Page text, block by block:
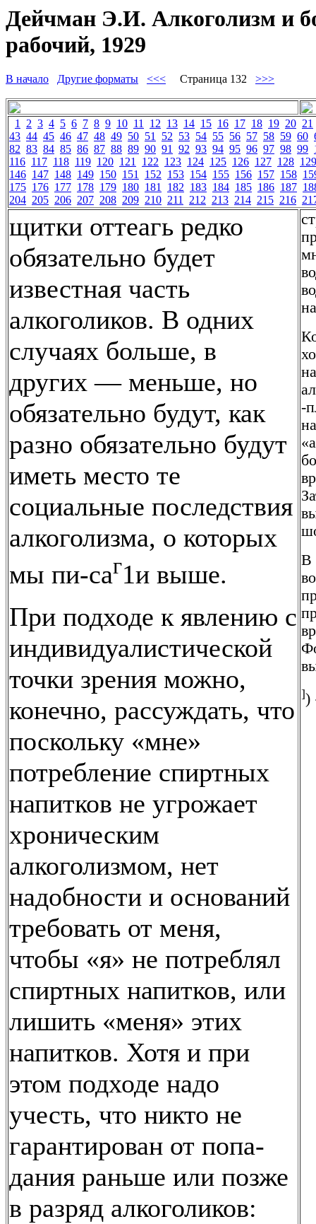
Дейчман Э.И. Алкоголизм и
рабочий, 1929
В начало Другие форматы <<< Страница 132 >>>
1 2 3 4 5 6 7 8 9 10 11 12 13 14 15 16 17 18 19 20 21
43 44 45 46 47 48 49 50 51 52 53 54 55 56 57 58 59 60
82 83 84 85 86 87 88 89 90 91 92 93 94 95 96 97 98 99
116 117 118 119 120 121 122 123 124 125 126 127 128 129
146 147 148 149 150 151 152 153 154 155 156 157 158
175 176 177 178 179 180 181 182 183 184 185 186 187
204 205 206 207 208 209 210 211 212 213 214 215 216
щитки оттеагь редко
обязательно будет
известная часть
алкоголиков. В одних
случаях больше, в
других — меньше, но
обязательно будут, как
разно обязательно будут
иметь место те
социальные последствия
алкоголизма, о которых
мы пи-саг1и выше.
При подходе к явлению с
индивидуалистической
точки зрения можно,
конечно, рассуждать, что
поскольку «мне»
потребление спиртных
напитков не угрожает
хроническим
алкоголизмом, нет
надобности и оснований
требовать от меня,
чтобы «я» не потреблял
спиртных напитков, или
лишить «меня» этих
напитков. Хотя и при
этом подходе надо
учесть, что никто не
гарантирован от попа-
дания раньше или позже
в разряд алкоголиков:
-
В
])